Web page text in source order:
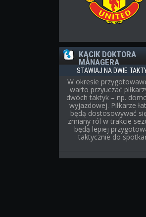
KĄCIK DOKTORA
MANAGERA
STAWIAJ NA DWIE
W okresie
warto przyuczać
dwóch taktyk – np.
wyjazdowej. Piłkarze
będą dostosowywać
zmiany ról w trakcie
będą lepiej
taktycznie do